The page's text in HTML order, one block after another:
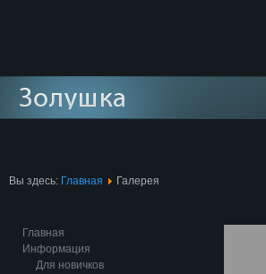
Вы здесь: Главная Галерея
Главная
Информация
Для новичков